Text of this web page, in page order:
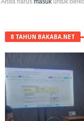
Anda harus masuk untuk
8 TAHUN BAKABA.NET